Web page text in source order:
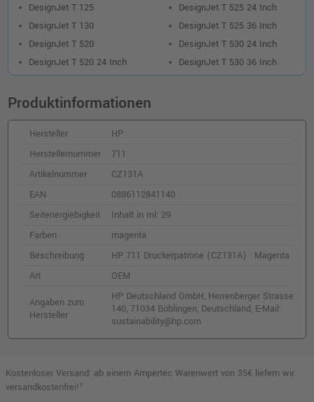
HP 711 Druckerpatronen 3er-Pack
(CZ135A) · Magenta
o. MwSt. 42,85 €
50,99 € shopping_cart
HP 711 Druckerpatronen 3er-Pack
o. MwSt. 68,90 €
81,99 €
o. MwSt.57,13 €
67,98 €
inkl. MwSt.
3 kompatible Tinten ersetzt HP CZ135A 711
inkl. MwSt. zzgl. Versand
DesignJet T 125
DesignJet T 130
DesignJet T 520
DesignJet T 520 24 Inch
DesignJet T 525 24 Inch
DesignJet T 525 36 Inch
DesignJet T 530 24 Inch
DesignJet T 530 36 Inch
Produktinformationen
Hersteller
HP
Herstellernummer
711
Artikelnummer
CZ131A
EAN
0886112841140
Seitenergiebigkeit
Inhalt in ml: 29
Farben
magenta
Beschreibung
HP 711 Druckerpatrone (CZ131A) · Magenta
Art
OEM
Angaben zum
Hersteller
HP Deutschland GmbH, Herrenberger Strasse
140, 71034 Böblingen, Deutschland, E-Mail:
sustainability@hp.com
Kostenloser Versand: ab einem Ampertec Warenwert von 35€ liefern wir
versandkostenfrei!¹